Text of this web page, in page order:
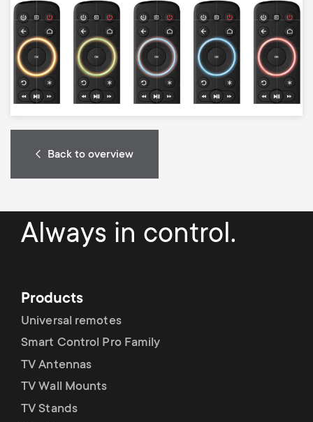
Back to overview
Always in control.
Products
Universal remotes
Smart Control Pro Family
TV Antennas
TV Wall Mounts
TV Stands